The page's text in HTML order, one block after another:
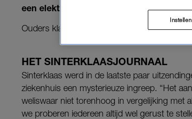
een elektrische zaag bezorgde veel
Ouders klaagden dan ook massaal, zo is te
HET SINTERKLAASJOURNAAL
Sinterklaas werd in de laatste paar
ziekenhuis een mysterieuze ingreep. “Het
weliswaar niet torenhoog in vergelijking met
we proberen iedereen altijd wel gerust te
Instellen